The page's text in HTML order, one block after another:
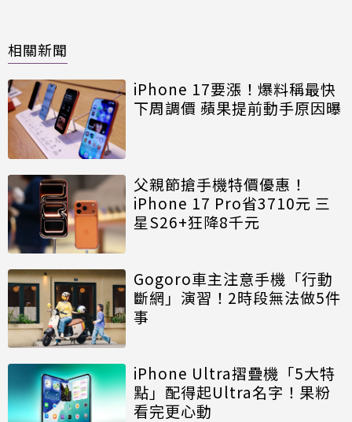
相關新聞
iPhone 17要漲！爆料稱最快
下周調價 蘋果提前動手原因曝
父親節搶手機特價優惠！
iPhone 17 Pro省3710元 三
星S26+狂降8千元
Gogoro車主注意手機「行動
斷網」演習！2時段無法做5件
事
iPhone Ultra摺疊機「5大特
點」配得起Ultra名字！果粉
看完更心動